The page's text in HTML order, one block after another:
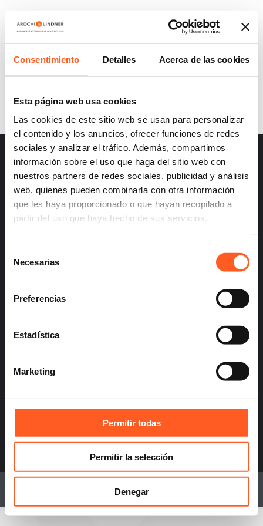
Consentimiento Detalles Acerca de las cookies
Esta página web usa cookies
Las cookies de este sitio web se usan para personalizar
el contenido y los anuncios, ofrecer funciones de redes
sociales y analizar el tráfico. Además, compartimos
información sobre el uso que haga del sitio web con
nuestros partners de redes sociales, publicidad y análisis
web, quienes pueden combinarla con otra información
que les haya proporcionado o que hayan recopilado a
partir del uso que haya hecho de sus servicios.
Necesarias
Preferencias
Estadística
Marketing
Permitir todas
Permitir la selección
Denegar
A&L UPDATES: THE SUPREME COURT OF
JUSTICE REINFORCES THE PROTECTION
OF THE MEXICAN TRADEMARK SYSTEM
– Careers
– Terms and Conditions
– Privacy
infoespana@arochilindner.com
+34 96 513 5918